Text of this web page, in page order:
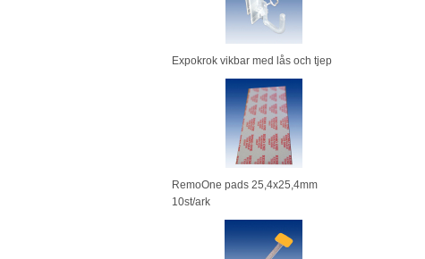
Expokrok vikbar med lås och tjep
RemoOne pads 25,4x25,4mm
10st/ark